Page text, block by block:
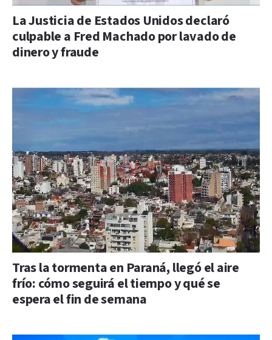
La Justicia de Estados Unidos declaró
culpable a Fred Machado por lavado de
dinero y fraude
Tras la tormenta en Paraná, llegó el aire
frío: cómo seguirá el tiempo y qué se
espera el fin de semana